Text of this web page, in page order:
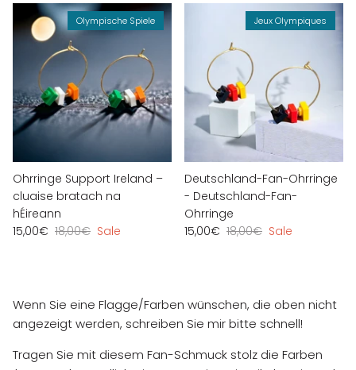
Olympische Spiele
Ohrringe Support Ireland –
cluaise bratach na
hÉireann
15,00€ 18,00€ Sale
Jeux Olympiques
Deutschland-Fan-Ohrringe
- Deutschland-Fan-
Ohrringe
15,00€ 18,00€ Sale
Wenn Sie eine Flagge/Farben wünschen, die oben nicht
angezeigt werden, schreiben Sie mir bitte schnell!
Tragen Sie mit diesem Fan-Schmuck stolz die Farben